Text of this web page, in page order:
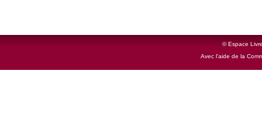
© Espace
Avec l'aide de la